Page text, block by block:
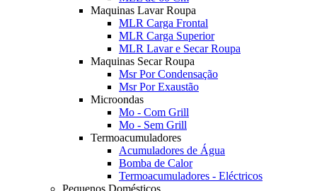
Maquinas Lavar Roupa
MLR Carga Frontal
MLR Carga Superior
MLR Lavar e Secar Roupa
Maquinas Secar Roupa
Msr Por Condensação
Msr Por Exaustão
Microondas
Mo - Com Grill
Mo - Sem Grill
Termoacumuladores
Acumuladores de Água
Bomba de Calor
Termoacumuladores - Eléctricos
Pequenos Domésticos